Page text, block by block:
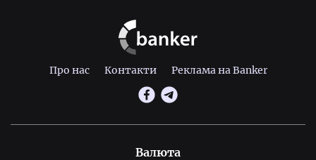
Про нас Контакти Реклама на Banker
Валюта